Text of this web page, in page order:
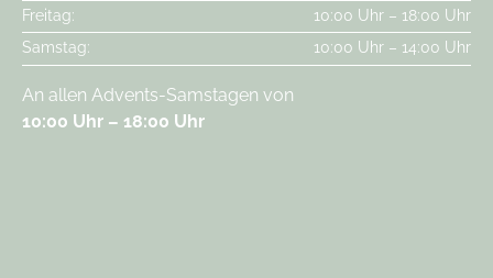
Freitag:
10:00 Uhr – 18:00 Uhr
Samstag:
10:00 Uhr – 14:00 Uhr
An allen Advents-Samstagen von
10:00 Uhr – 18:00 Uhr